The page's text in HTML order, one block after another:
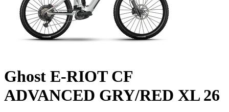
Ghost E-RIOT CF
ADVANCED GRY/RED XL 26